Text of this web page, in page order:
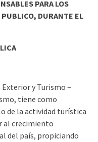
PARA LOS
DURANTE EL
y Turismo –
tiene como
de la actividad turística
al crecimiento
del país, propiciando